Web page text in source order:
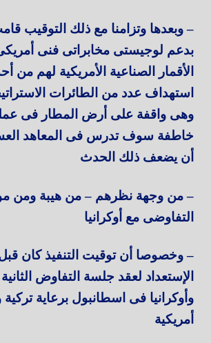
– وبعدها وتزامنا مع ذلك التوقيب
بدعم لوجيستى مخابراتى فنى
الأقمار الصناعية الأمريكية لهم من
استهداف عدد من الطائرات
وهى واقفة على أرض المطار فى
خاطفة سوف تدرس فى المعاهد
أن يضعف ذلك الحدث
– من وجهة نظرهم – من هيبة ومن
التفاوضى مع أوكرانيا
– وخصوصا أن توقيت التنفيذ كان
الإستعداد لعقد جلسة التفاوض
وأوكرانيا فى اسطانبول برعاية تركية
أمريكية